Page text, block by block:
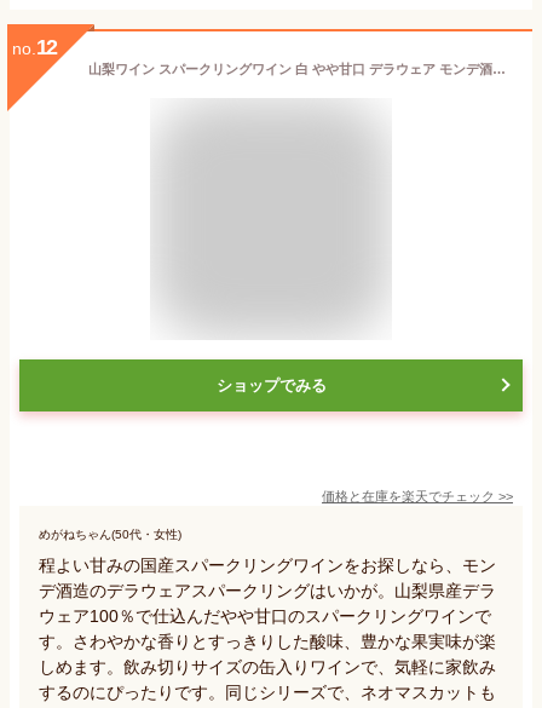
no. 12
山梨ワイン スパークリングワイン 白 やや甘口 デラウェア モンデ酒造 缶ワイン デラウェアスパークリング 290ml 単品
ショップでみる
価格と在庫を楽天でチェック >>
めがねちゃん(50代・女性)
程よい甘みの国産スパークリングワインをお探しなら、モン
デ酒造のデラウェアスパークリングはいかが。山梨県産デラ
ウェア100％で仕込んだやや甘口のスパークリングワインで
す。さわやかな香りとすっきりした酸味、豊かな果実味が楽
しめます。飲み切りサイズの缶入りワインで、気軽に家飲み
するのにぴったりです。同じシリーズで、ネオマスカットも